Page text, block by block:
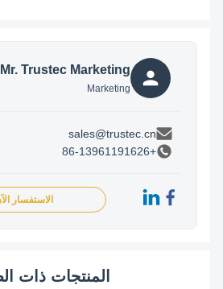
Mr. Trustec Marketing
Marketing
sales@trustec.cn
الاستفسار الآن
المنتجات ذات الصلة